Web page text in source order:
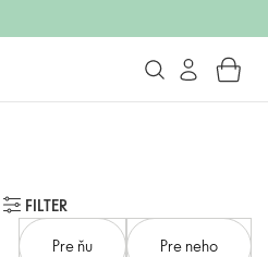
FILTER
Pre ňu
Pre neho